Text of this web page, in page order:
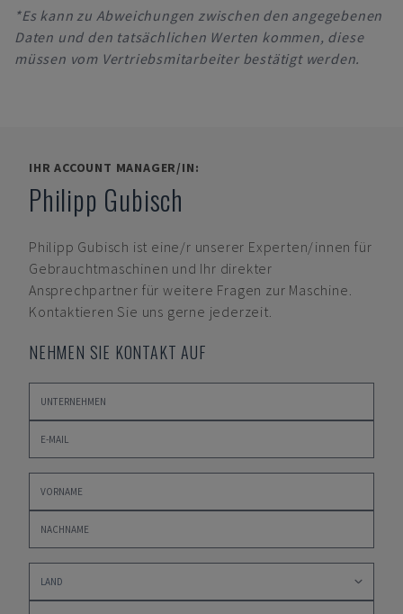
*Es kann zu Abweichungen zwischen den angegebenen
Daten und den tatsächlichen Werten kommen, diese
müssen vom Vertriebsmitarbeiter bestätigt werden.
IHR ACCOUNT MANAGER/IN:
Philipp Gubisch
Philipp Gubisch ist eine/r unserer Experten/innen für
Gebrauchtmaschinen und Ihr direkter
Ansprechpartner für weitere Fragen zur Maschine.
Kontaktieren Sie uns gerne jederzeit.
NEHMEN SIE KONTAKT AUF